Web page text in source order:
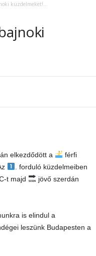
küzdelmeket!…
elkezdődött a
férfi
. forduló küzdelmeiben
t majd
jövő szerdán
is elindul a
leszünk Budapesten a